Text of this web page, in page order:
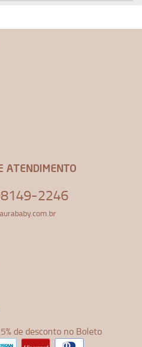
ATENDIMENTO
2246
de desconto no Boleto